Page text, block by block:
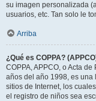
su imagen personalizada
usuarios, etc. Tan solo le
Arriba
¿Qué es COPPA?
COPPA, APPCO, o Acta
años del año 1998, es una
sitios de Internet, los
el registro de niños sea